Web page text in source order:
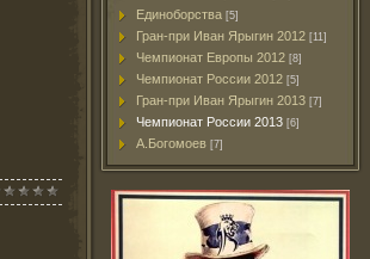
Единоборства [5]
Гран-при Иван Ярыгин 2012 [11]
Чемпионат Европы 2012 [8]
Чемпионат России 2012 [5]
Гран-при Иван Ярыгин 2013 [7]
Чемпионат России 2013 [6]
А.Богомоев [7]